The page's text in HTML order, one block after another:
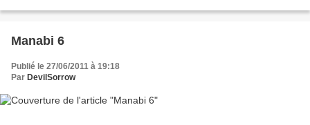
Manabi 6
Publié le 27/06/2011 à 19:18
Par DevilSorrow